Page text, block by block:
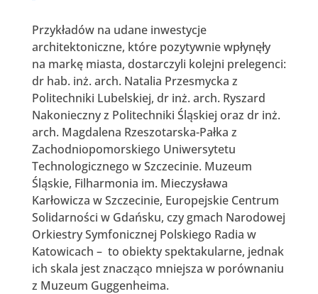
Przykładów na udane inwestycje
architektoniczne, które pozytywnie wpłynęły
na markę miasta, dostarczyli kolejni prelegenci:
dr hab. inż. arch. Natalia Przesmycka z
Politechniki Lubelskiej, dr inż. arch. Ryszard
Nakonieczny z Politechniki Śląskiej oraz dr inż.
arch. Magdalena Rzeszotarska-Pałka z
Zachodniopomorskiego Uniwersytetu
Technologicznego w Szczecinie. Muzeum
Śląskie, Filharmonia im. Mieczysława
Karłowicza w Szczecinie, Europejskie Centrum
Solidarności w Gdańsku, czy gmach Narodowej
Orkiestry Symfonicznej Polskiego Radia w
Katowicach – to obiekty spektakularne, jednak
ich skala jest znacząco mniejsza w porównaniu
z Muzeum Guggenheima.